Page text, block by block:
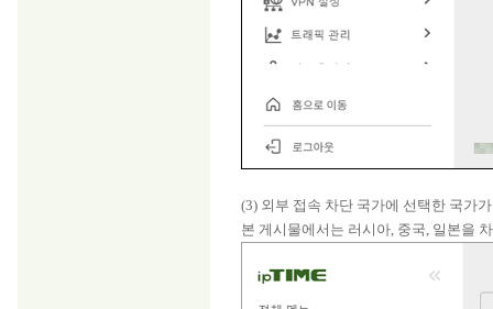
(3) 외부 접속 차단 국가에 선택한 국가
본 게시물에서는 러시아, 중국, 일본을